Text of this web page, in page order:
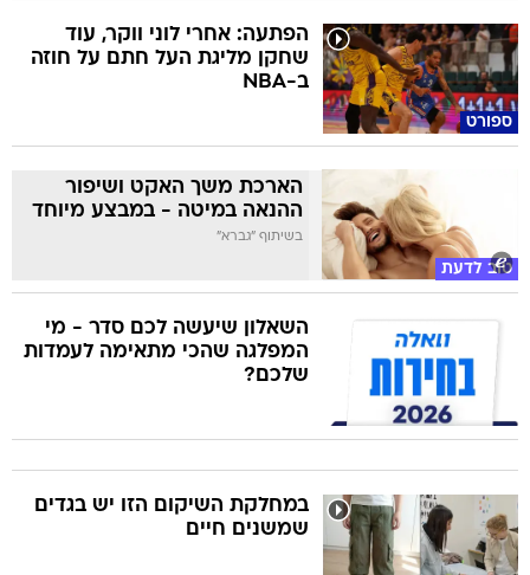
ספורט
הפתעה: אחרי לוני ווקר, עוד
שחקן מליגת העל חתם על חוזה
ב-NBA
טוב לדעת
הארכת משך האקט ושיפור
ההנאה במיטה - במבצע מיוחד
בשיתוף "גברא"
השאלון שיעשה לכם סדר - מי
המפלגה שהכי מתאימה לעמדות
שלכם?
במחלקת השיקום הזו יש בגדים
שמשנים חיים